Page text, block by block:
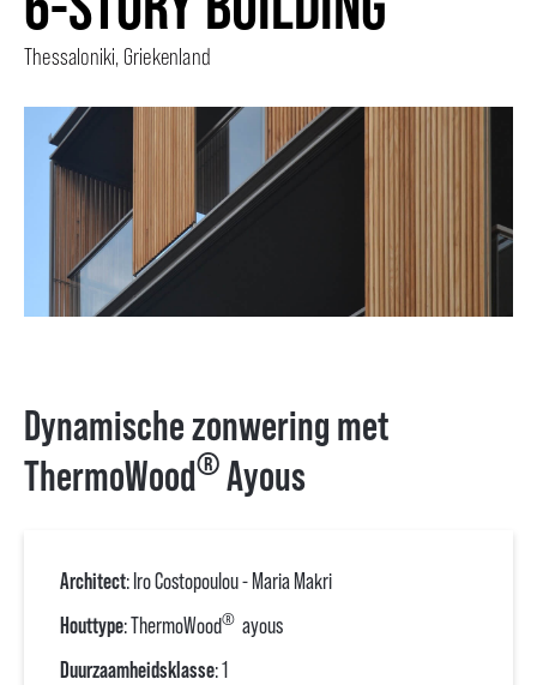
Thessaloniki, Griekenland
Dynamische zonwering met
ThermoWood® Ayous
Architect: Iro Costopoulou - Maria Makri
Houttype: ThermoWood® ayous
Duurzaamheidsklasse: 1